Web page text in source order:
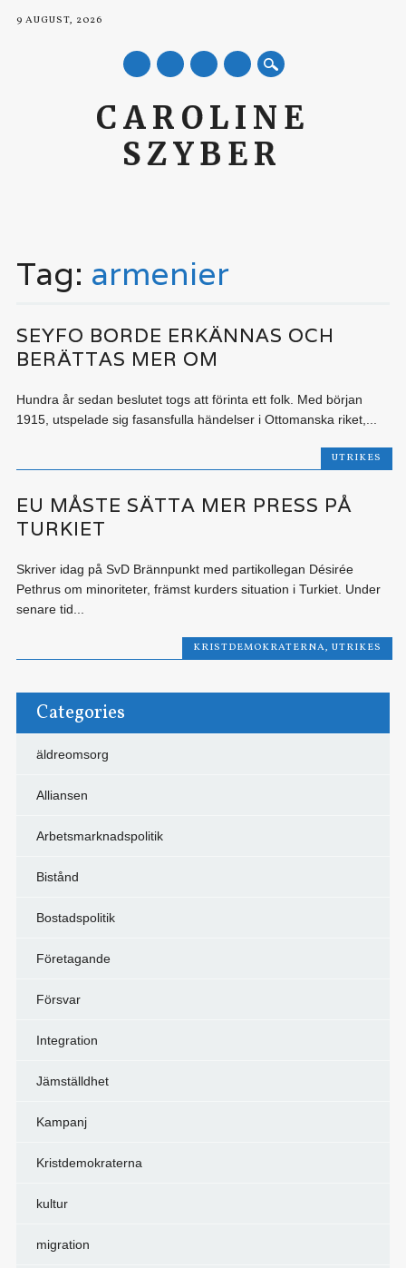
9 AUGUST, 2026
mail
CAROLINE
SZYBER
Tag: armenier
SEYFO BORDE ERKÄNNAS OCH
BERÄTTAS MER OM
Hundra år sedan beslutet togs att förinta ett folk. Med början
1915, utspelade sig fasansfulla händelser i Ottomanska riket,...
UTRIKES
EU MÅSTE SÄTTA MER PRESS PÅ
TURKIET
Skriver idag på SvD Brännpunkt med partikollegan Désirée
Pethrus om minoriteter, främst kurders situation i Turkiet. Under
senare tid...
KRISTDEMOKRATERNA, UTRIKES
Categories
äldreomsorg
Alliansen
Arbetsmarknadspolitik
Bistånd
Bostadspolitik
Företagande
Försvar
Integration
Jämställdhet
Kampanj
Kristdemokraterna
kultur
migration